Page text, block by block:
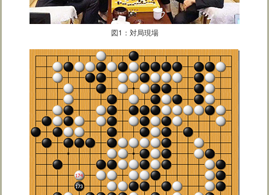
図1：対局現場